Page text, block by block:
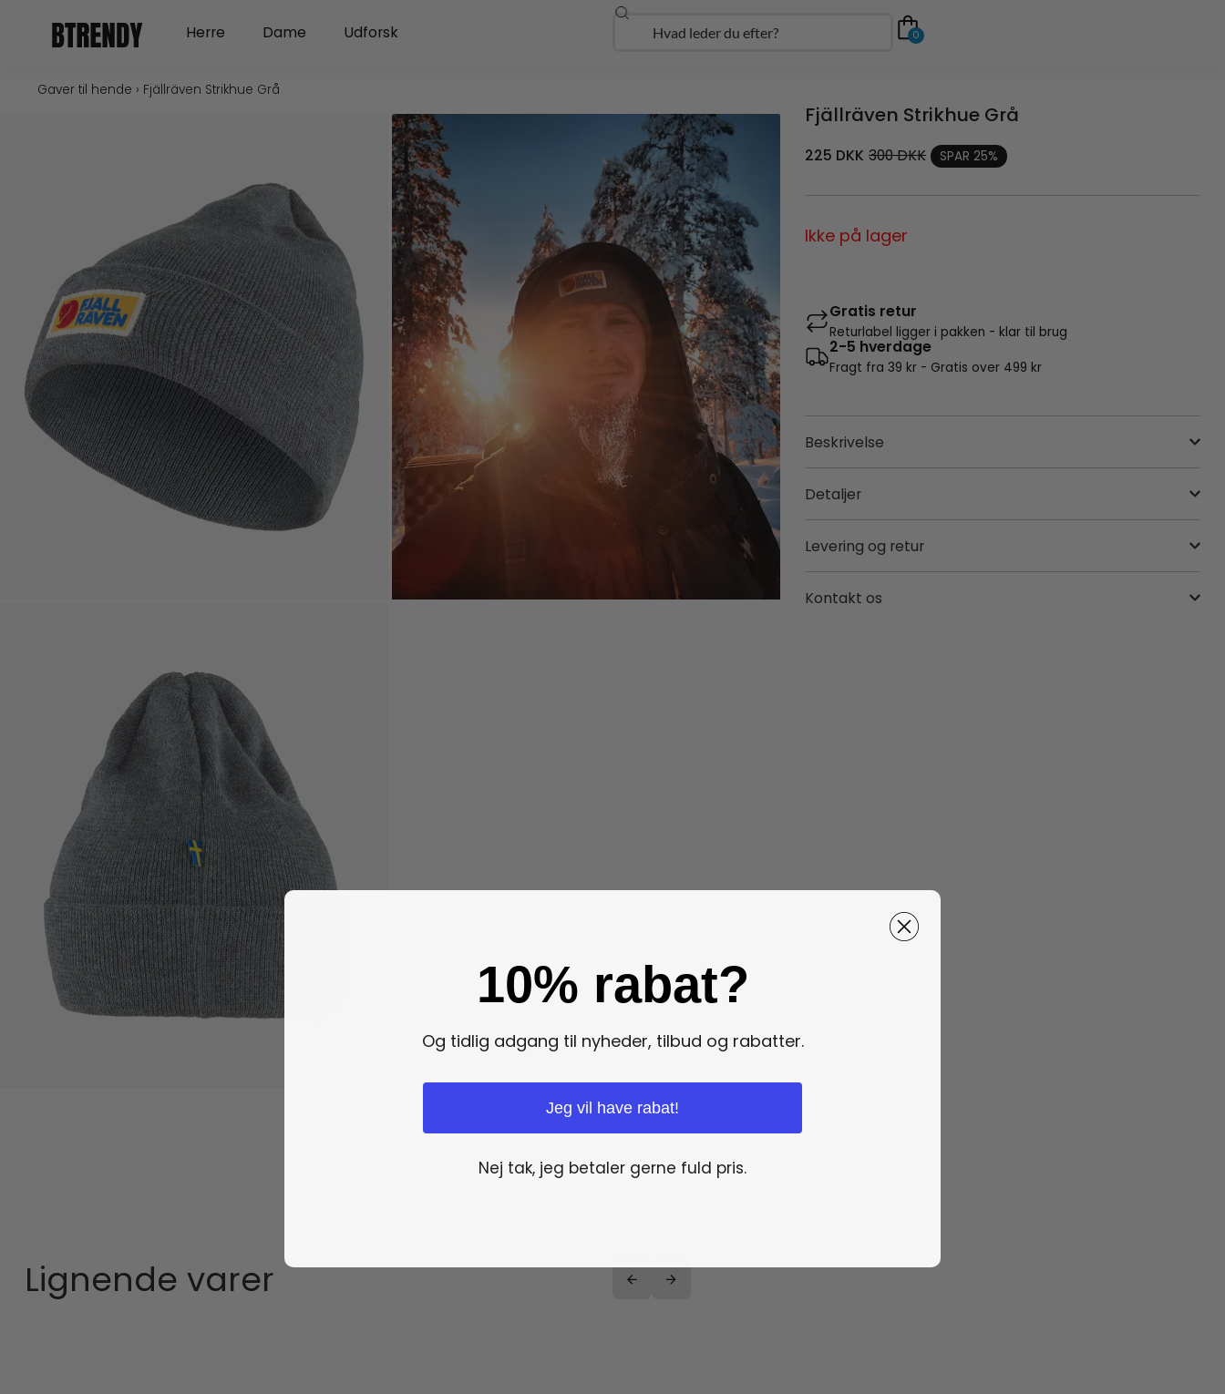
Herre Open Herre
Dame Open Dame
Udforsk Søg 0
Gaver til hende › Fjällräven Strikhue Grå
Fjällräven Strikhue Grå
225 DKK 300DKK SPAR 25%
Ikke på lager
Gratis retur
Returlabel ligger i pakken - klar til brug
2-5 hverdage
Fragt fra 39 kr - Gratis over 499 kr
Beskrivelse
Detaljer
Levering og retur
Kontakt os
Lignende varer
10% rabat?
Og tidlig adgang til nyheder, tilbud og rabatter.
Jeg vil have rabat!
Nej tak, jeg betaler gerne fuld pris.